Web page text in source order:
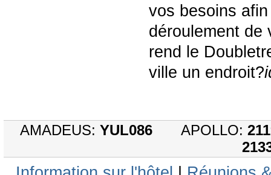
vos besoins
déroulement de
rend le
ville un endroit?
AMADEUS: YUL086 APOLLO: